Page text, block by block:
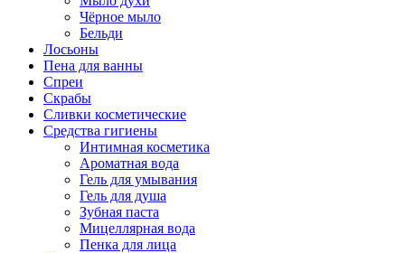
Чёрное мыло
Бельди
Лосьоны
Пена для ванны
Спреи
Скрабы
Сливки косметические
Средства гигиены
Интимная косметика
Ароматная вода
Гель для умывания
Гель для душа
Зубная паста
Мицеллярная вода
Пенка для лица